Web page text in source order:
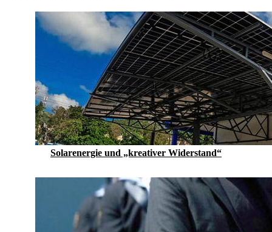
Solarenergie und „kreativer Widerstand“